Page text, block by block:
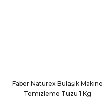
Faber Naturex Bulaşık Makine
Temizleme Tuzu 1 Kg